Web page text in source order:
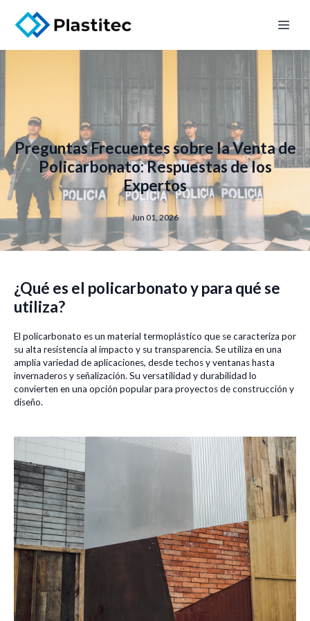
Preguntas Frecuentes sobre la Venta de
Policarbonato: Respuestas de los
Expertos
Jun 01, 2026
¿Qué es el policarbonato y para qué se
utiliza?
El policarbonato es un material termoplástico que se caracteriza por
su alta resistencia al impacto y su transparencia. Se utiliza en una
amplia variedad de aplicaciones, desde techos y ventanas hasta
invernaderos y señalización. Su versatilidad y durabilidad lo
convierten en una opción popular para proyectos de construcción y
diseño.